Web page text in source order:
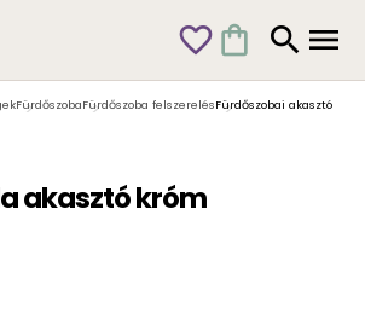
favorite_outline shopping_bag search menu
FürdőszobaFürdőszoba felszerelésFürdőszobai akasztó
akasztó króm